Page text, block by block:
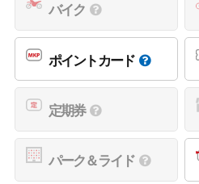
バイク
ポイントカード
定期券
パーク＆ライド